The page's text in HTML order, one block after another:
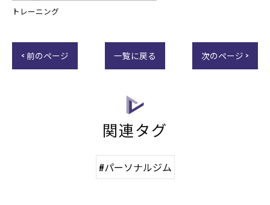
トレーニング
< 前のページ 一覧に戻る 次のページ >
関連タグ
#パーソナルジム